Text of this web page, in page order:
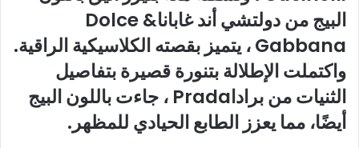
البيج من دولتشي أند غاباناDolce &
Gabbana ، يتميز بقصته الكلاسيكية الراقية.
واكتملت الإطلالة بتنورة قصيرة بتفاصيل
الثنيات من براداPrada ، جاءت باللون البيج
أيضًا، مما يعزز الطابع الحيادي للمظهر.